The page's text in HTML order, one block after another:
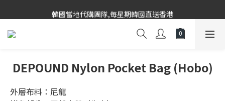
韓國當地代購團隊,每星期韓國直送香港
韓國當地代購團隊,每星期韓國直送香港
DEPOUND Nylon Pocket Bag (Hobo)
外層布料：尼龍